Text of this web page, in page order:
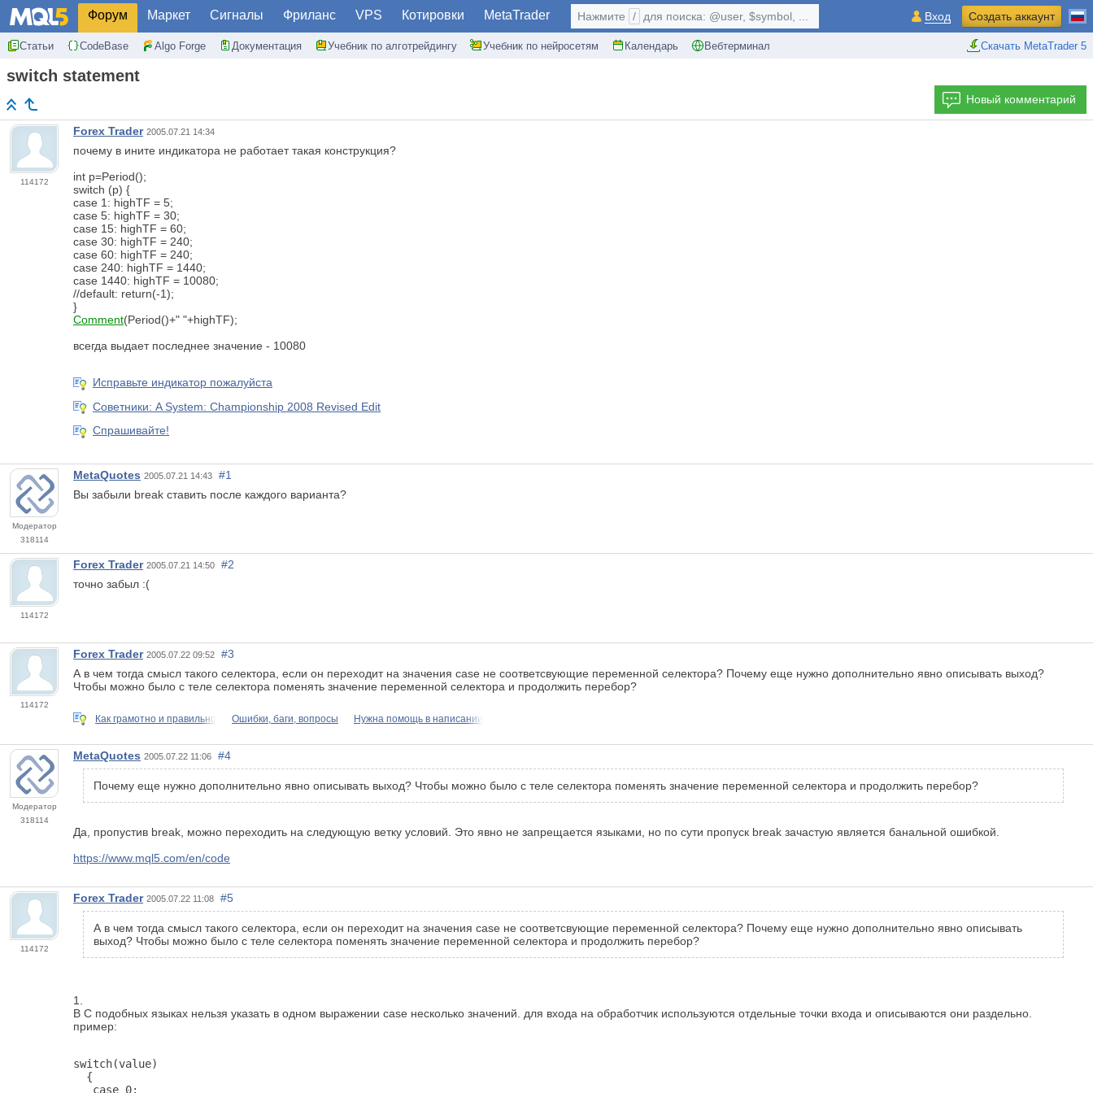
Форум Маркет Сигналы Фриланс VPS Котировки MetaTrader
Статьи CodeBase Algo Forge Документация Учебник по алготрейдингу Учебник по нейросетям Календарь Вебтерминал Скачать MetaTrader 5
Нажмите / для поиска: @user, $symbol, ... Вход Создать аккаунт
switch statement
Новый комментарий
114172
Forex Trader 2005.07.21 14:34
почему в ините индикатора не работает такая конструкция?
int p=Period();
switch (p) {
case 1: highTF = 5;
case 5: highTF = 30;
case 15: highTF = 60;
case 30: highTF = 240;
case 60: highTF = 240;
case 240: highTF = 1440;
case 1440: highTF = 10080;
//default: return(-1);
}
Comment(Period()+" "+highTF);
всегда выдает последнее значение - 10080
Исправьте индикатор пожалуйста
Советники: A System: Championship 2008 Revised Edit
Спрашивайте!
Модератор
318114
MetaQuotes 2005.07.21 14:43
#1
Вы забыли break ставить после каждого варианта?
114172
Forex Trader 2005.07.21 14:50
#2
точно забыл :(
114172
Forex Trader 2005.07.22 09:52
#3
А в чем тогда смысл такого селектора, если он переходит на значения case не соответсвующие переменной селектора? Почему еще нужно дополнительно явно описывать выход?
Чтобы можно было с теле селектора поменять значение переменной селектора и продолжить перебор?
Как грамотно и правильно Ошибки, баги, вопросы Нужна помощь в написании
Модератор
318114
MetaQuotes 2005.07.22 11:06 #4
Почему еще нужно дополнительно явно описывать выход? Чтобы можно было с теле селектора поменять значение переменной селектора и продолжить перебор?
Да, пропустив break, можно переходить на следующую ветку условий. Это явно не запрещается языками, но по сути пропуск break зачастую является банальной ошибкой.
https://www.mql5.com/en/code
114172
Forex Trader 2005.07.22 11:08 #5
А в чем тогда смысл такого селектора, если он переходит на значения case не соответсвующие переменной селектора? Почему еще нужно дополнительно явно описывать
выход? Чтобы можно было с теле селектора поменять значение переменной селектора и продолжить перебор?
1.
В С подобных языках нельзя указать в одном выражении case несколько значений. для входа на обработчик используются отдельные точки входа и описываются они раздельно.
пример:
switch(value)
  {
   case 0: